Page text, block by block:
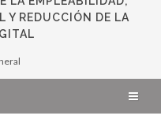
Y REDUCCIÓN DE LA